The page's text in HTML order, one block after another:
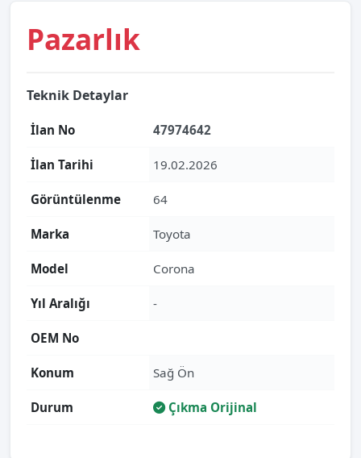
Pazarlık
Teknik Detaylar
İlan No 47974642
İlan Tarihi 19.02.2026
Görüntülenme 64
Marka Toyota
Model Corona
Yıl Aralığı -
OEM No
Konum Sağ Ön
Durum Çıkma Orijinal